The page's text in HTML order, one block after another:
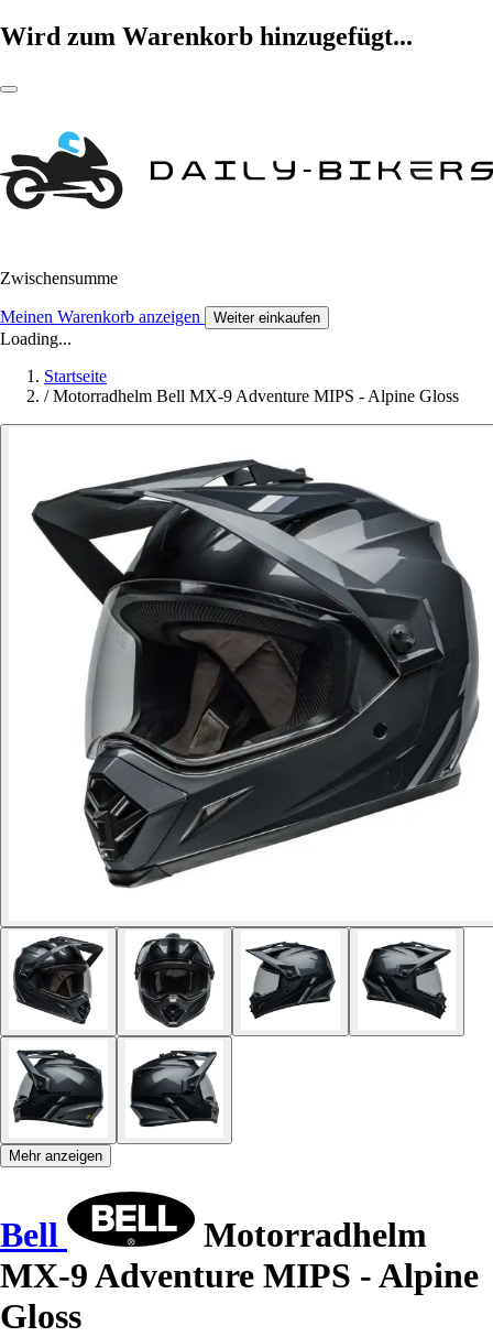
Wird zum Warenkorb hinzugefügt...
Zwischensumme
Meinen Warenkorb anzeigen Weiter einkaufen
Loading...
Startseite
/ Motorradhelm Bell MX-9 Adventure MIPS - Alpine Gloss
Mehr anzeigen
Bell
Motorradhelm
MX-9 Adventure MIPS - Alpine
Gloss